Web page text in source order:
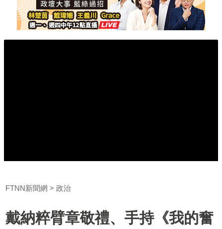
FTNN新聞網 政治
戴納粹臂章敬禮、手持《我的奮